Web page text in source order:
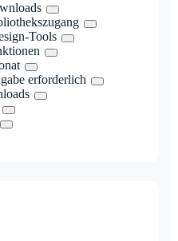
Tools
erforderlich